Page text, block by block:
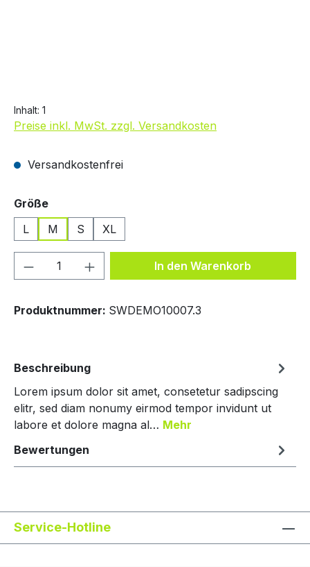
Inhalt: 1
Preise inkl. MwSt. zzgl. Versandkosten
Versandkostenfrei
Größeauswählen
L
M S XL
Produkt Anzahl: Gib denIn den Warenkorb
Produktnummer: SWDEMO10007.3
Beschreibung
Lorem ipsum dolor sit amet, consetetur sadipscing
elitr, sed diam nonumy eirmod tempor invidunt ut
labore et dolore magna al… Mehr
Bewertungen
Service-Hotline